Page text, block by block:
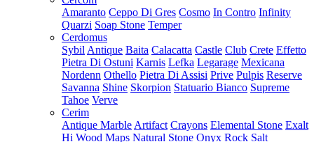
Amaranto Ceppo Di Gres Cosmo In Contro Infinity
Quarzi Soap Stone Temper
Cerdomus
Sybil Antique Baita Calacatta Castle Club Crete Effetto
Pietra Di Ostuni Karnis Lefka Legarage Mexicana
Nordenn Othello Pietra Di Assisi Prive Pulpis Reserve
Savanna Shine Skorpion Statuario Bianco Supreme
Tahoe Verve
Cerim
Antique Marble Artifact Crayons Elemental Stone Exalt
Hi Wood Maps Natural Stone Onyx Rock Salt